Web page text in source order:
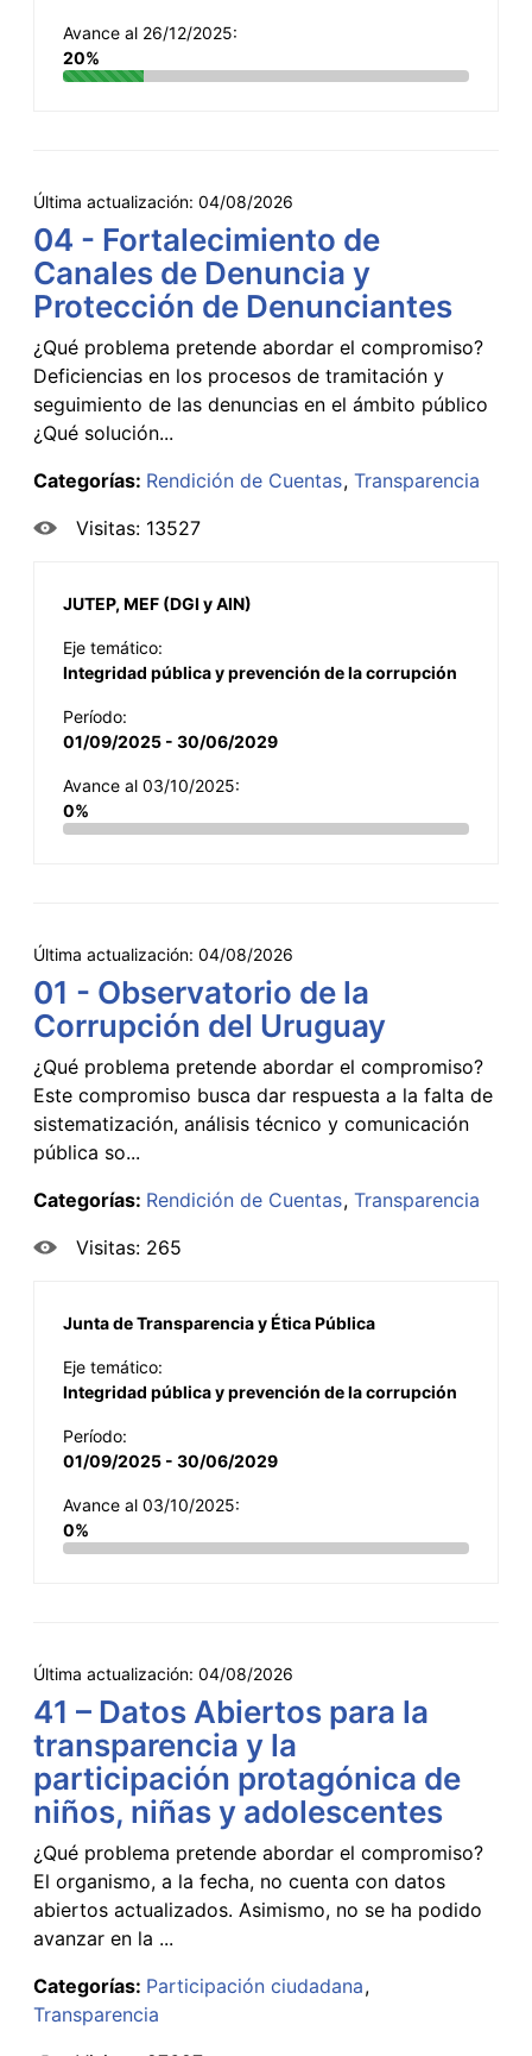
Avance al 26/12/2025:
20%
Última actualización: 04/08/2026
04 - Fortalecimiento de
Canales de Denuncia y
Protección de Denunciantes
¿Qué problema pretende abordar el compromiso?
Deficiencias en los procesos de tramitación y
seguimiento de las denuncias en el ámbito público
¿Qué solución...
Categorías: Rendición de Cuentas Transparencia
Visitas: 13527
JUTEP, MEF (DGI y AIN)
Eje temático:
Integridad pública y prevención de la corrupción
Período:
01/09/2025 - 30/06/2029
Avance al 03/10/2025:
0%
Última actualización: 04/08/2026
01 - Observatorio de la
Corrupción del Uruguay
¿Qué problema pretende abordar el compromiso?
Este compromiso busca dar respuesta a la falta de
sistematización, análisis técnico y comunicación
pública so...
Categorías: Rendición de Cuentas Transparencia
Visitas: 265
Junta de Transparencia y Ética Pública
Eje temático:
Integridad pública y prevención de la corrupción
Período:
01/09/2025 - 30/06/2029
Avance al 03/10/2025:
0%
Última actualización: 04/08/2026
41 – Datos Abiertos para la
transparencia y la
participación protagónica de
niños, niñas y adolescentes
¿Qué problema pretende abordar el compromiso?
El organismo, a la fecha, no cuenta con datos
abiertos actualizados. Asimismo, no se ha podido
avanzar en la ...
Categorías: Participación ciudadana
Transparencia